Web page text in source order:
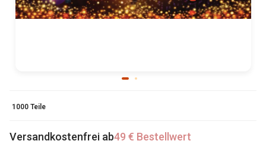
1000 Teile
Versandkostenfrei ab49 € Bestellwert